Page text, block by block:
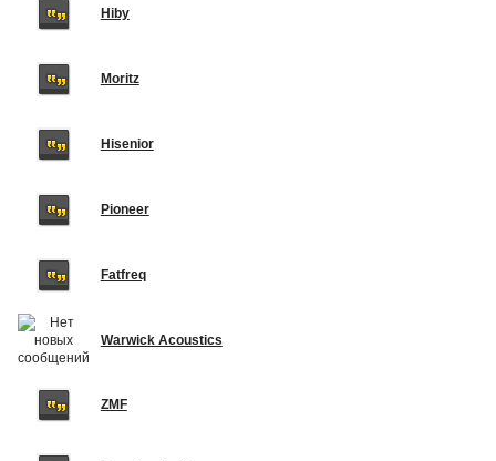
Hiby
Moritz
Hisenior
Pioneer
Fatfreq
Warwick Acoustics
ZMF